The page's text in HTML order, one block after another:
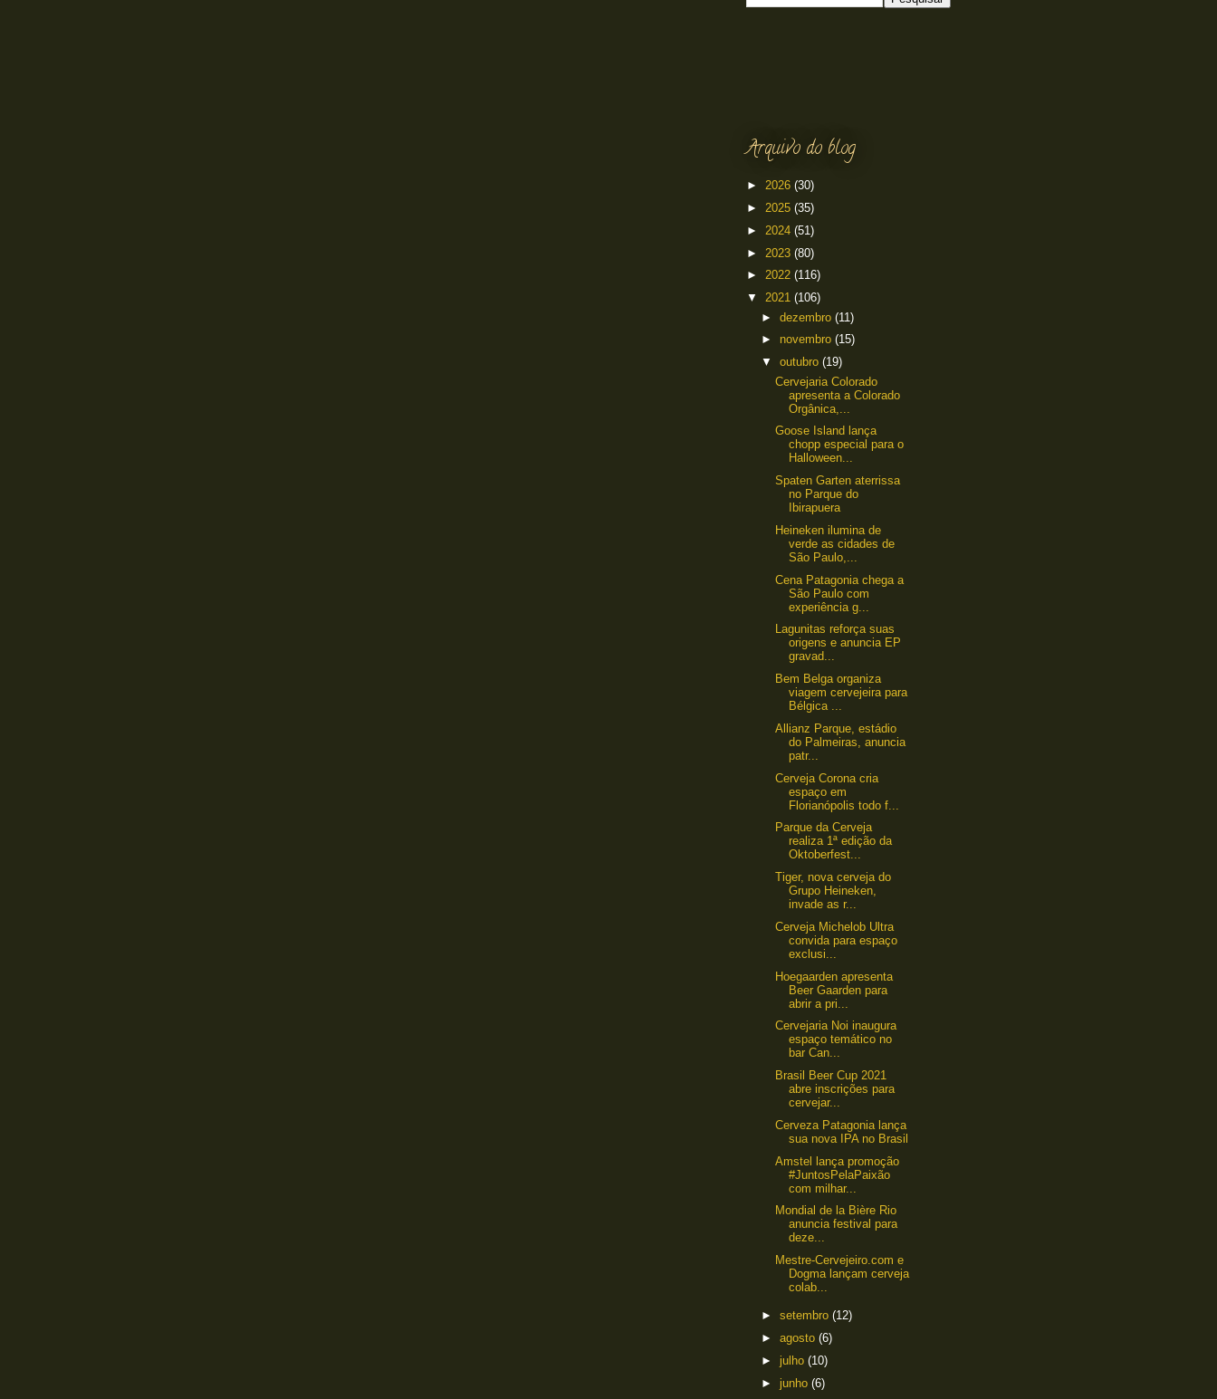
Arquivo do blog
► 2026 (30)
► 2025 (35)
► 2024 (51)
► 2023 (80)
► 2022 (116)
▼ 2021 (106)
► dezembro (11)
► novembro (15)
▼ outubro (19)
Cervejaria Colorado
apresenta a Colorado
Orgânica,...
Goose Island lança
chopp especial para o
Halloween...
Spaten Garten aterrissa
no Parque do
Ibirapuera
Heineken ilumina de
verde as cidades de
São Paulo,...
Cena Patagonia chega a
São Paulo com
experiência g...
Lagunitas reforça suas
origens e anuncia EP
gravad...
Bem Belga organiza
viagem cervejeira para
Bélgica ...
Allianz Parque, estádio
do Palmeiras, anuncia
patr...
Cerveja Corona cria
espaço em
Florianópolis todo f...
Parque da Cerveja
realiza 1ª edição da
Oktoberfest...
Tiger, nova cerveja do
Grupo Heineken,
invade as r...
Cerveja Michelob Ultra
convida para espaço
exclusi...
Hoegaarden apresenta
Beer Gaarden para
abrir a pri...
Cervejaria Noi inaugura
espaço temático no
bar Can...
Brasil Beer Cup 2021
abre inscrições para
cervejar...
Cerveza Patagonia lança
sua nova IPA no Brasil
Amstel lança promoção
#JuntosPelaPaixão
com milhar...
Mondial de la Bière Rio
anuncia festival para
deze...
Mestre-Cervejeiro.com e
Dogma lançam cerveja
colab...
► setembro (12)
► agosto (6)
► julho (10)
► junho (6)